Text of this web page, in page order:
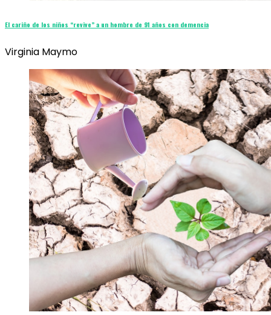
El cariño de los niños “revive” a un hombre de 91 años con demencia
Virginia Maymo